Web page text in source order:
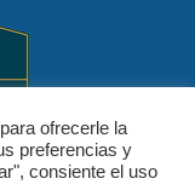
ofrecerle la
preferencias y
consiente el uso